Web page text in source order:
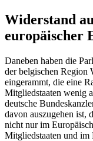
Widerstand
europäischer
Daneben haben die
der belgischen Region
eingerammt, die eine
Mitgliedstaaten wenig
deutsche
davon auszugehen ist,
nicht nur im
Mitgliedstaaten und im